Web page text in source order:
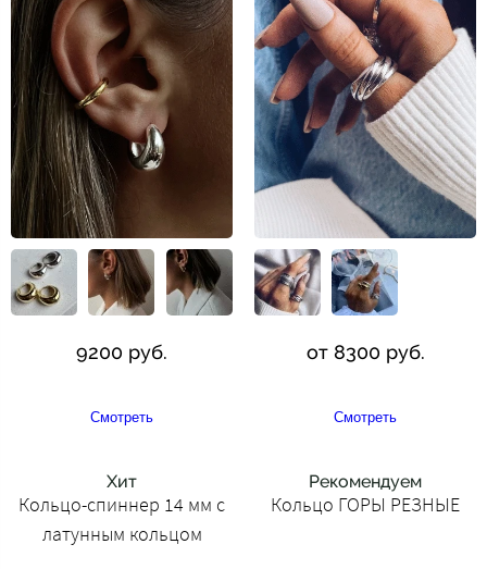
9200 руб.
Смотреть
от 8300 руб.
Смотреть
Хит
Кольцо-спиннер 14 мм с
латунным кольцом
Рекомендуем
Кольцо ГОРЫ РЕЗНЫЕ